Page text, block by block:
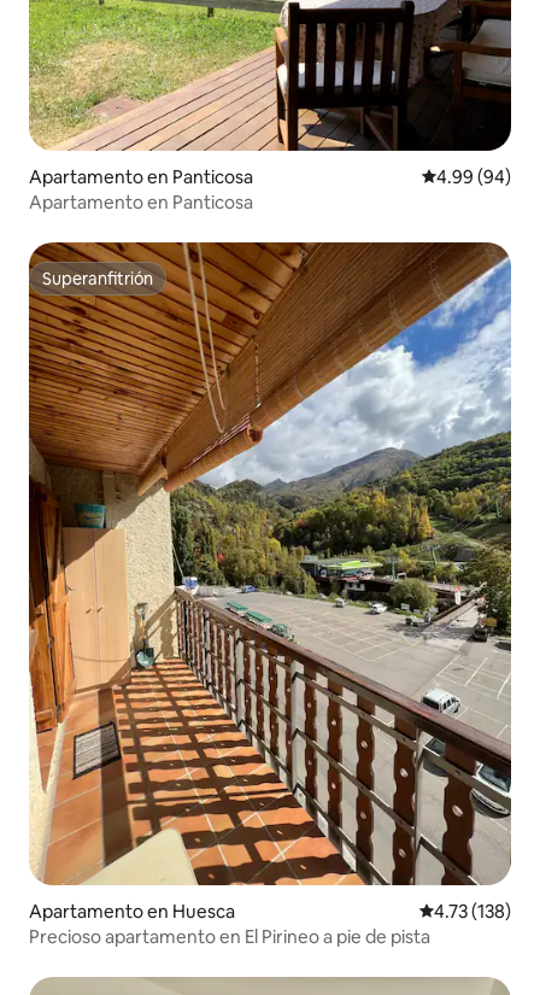
Apartamento en Panticosa Calificación
4.99 (94)
Apartamento en Panticosa
Superanfitrión
Superanfitrión
Apartamento en Huesca Calificación
4.73 (138)
Precioso apartamento en El Pirineo a pie de pista